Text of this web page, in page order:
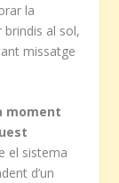
la
al sol,
missatge
moment
el sistema
d’un